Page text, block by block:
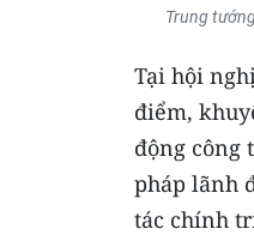
Trung
Tại hội
điểm,
động công
pháp lãnh
tác chính